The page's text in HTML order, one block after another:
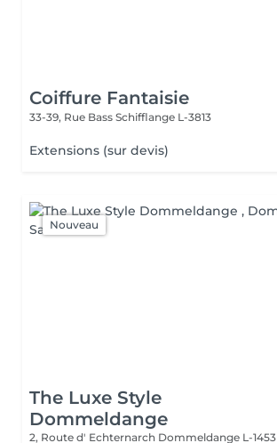
Coiffure Fantaisie
33-39, Rue Bass Schifflange L-3813
Extensions (sur devis)
Nouveau
The Luxe Style
Dommeldange
2, Route d' Echternarch Dommeldange L-1453